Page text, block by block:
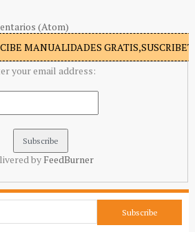
(Atom)
MANUALIDADES
your email address:
by FeedBurner